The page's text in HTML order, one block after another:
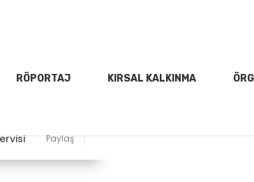
RÖPORTAJ KIRSAL KALKINMA
Paylaş